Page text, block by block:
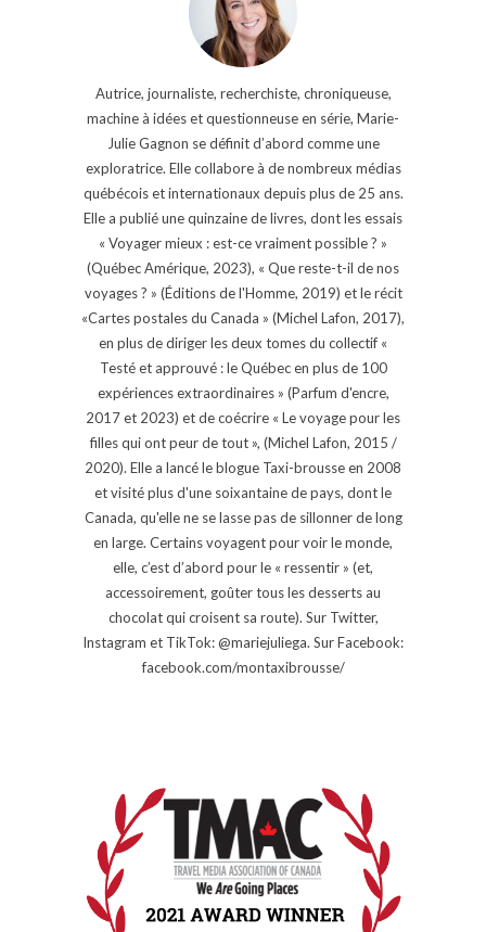
Autrice, journaliste, recherchiste, chroniqueuse,
machine à idées et questionneuse en série, Marie-
Julie Gagnon se définit d’abord comme une
exploratrice. Elle collabore à de nombreux médias
québécois et internationaux depuis plus de 25 ans.
Elle a publié une quinzaine de livres, dont les essais
« Voyager mieux : est-ce vraiment possible ? »
(Québec Amérique, 2023), « Que reste-t-il de nos
voyages ? » (Éditions de l'Homme, 2019) et le récit
«Cartes postales du Canada » (Michel Lafon, 2017),
en plus de diriger les deux tomes du collectif «
Testé et approuvé : le Québec en plus de 100
expériences extraordinaires » (Parfum d'encre,
2017 et 2023) et de coécrire « Le voyage pour les
filles qui ont peur de tout », (Michel Lafon, 2015 /
2020). Elle a lancé le blogue Taxi-brousse en 2008
et visité plus d'une soixantaine de pays, dont le
Canada, qu'elle ne se lasse pas de sillonner de long
en large. Certains voyagent pour voir le monde,
elle, c’est d’abord pour le « ressentir » (et,
accessoirement, goûter tous les desserts au
chocolat qui croisent sa route). Sur Twitter,
Instagram et TikTok: @mariejuliega. Sur Facebook:
facebook.com/montaxibrousse/